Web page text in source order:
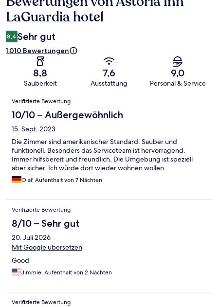
LaGuardia hotel
8,4 Sehr gut
1.010 Bewertungen
8,8
Sauberkeit
7,6
Ausstattung
9,0
Personal & Service
Bewertungen
Verifizierte Bewertung
10/10 – Außergewöhnlich
15. Sept. 2023
Die Zimmer sind amerikanischer Standard. Sauber und
funktionell. Besonders das Serviceteam ist hervorragend.
Immer hilfsbereit und freundlich. Die Umgebung ist speziell
aber sicher. Ich würde dort wieder wohnen wollen.
Olaf, Aufenthalt von 7 Nächten
Verifizierte Bewertung
8/10 – Sehr gut
20. Juli 2026
Mit Google übersetzen
Good
Jimmie, Aufenthalt von 2 Nächten
Verifizierte Bewertung